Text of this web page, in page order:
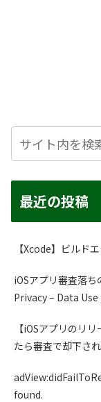
最近の投稿
【Xcode】ビルド
iOSアプリ審査落
Privacy – Data
【iOSアプリのリ
たら審査で却下さ
found.